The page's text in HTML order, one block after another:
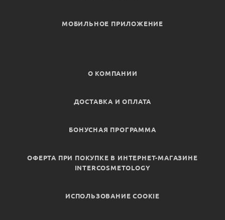
МОБИЛЬНОЕ ПРИЛОЖЕНИЕ
О КОМПАНИИ
ДОСТАВКА И ОПЛАТА
БОНУСНАЯ ПРОГРАММА
ОФЕРТА ПРИ ПОКУПКЕ В ИНТЕРНЕТ-МАГАЗИНЕ
INTERCOSMETOLOGY
ИСПОЛЬЗОВАНИЕ COOKIE